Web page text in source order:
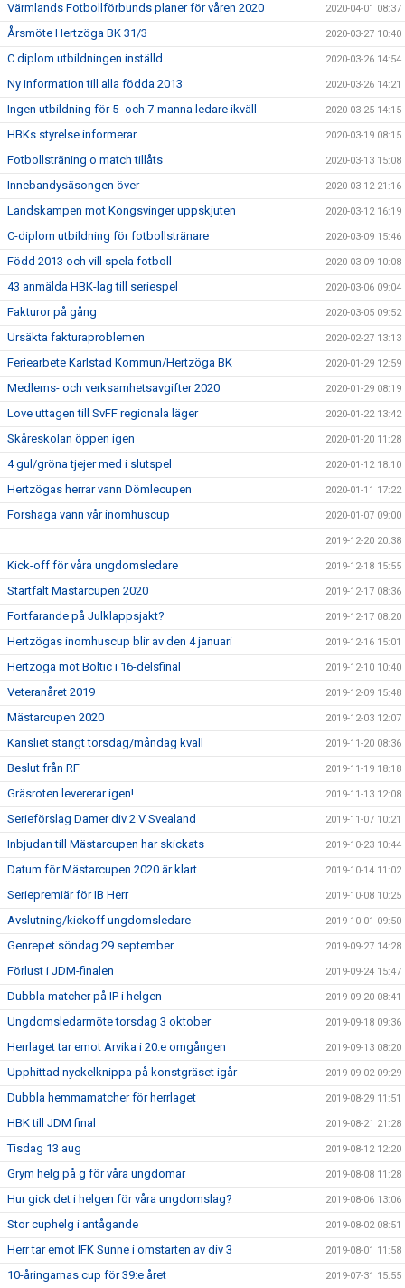
Värmlands Fotbollförbunds planer för våren 2020 2020-04-01 08:37
Årsmöte Hertzöga BK 31/3 2020-03-27 10:40
C diplom utbildningen inställd 2020-03-26 14:54
Ny information till alla födda 2013 2020-03-26 14:21
Ingen utbildning för 5- och 7-manna ledare ikväll 2020-03-25 14:15
HBKs styrelse informerar 2020-03-19 08:15
Fotbollsträning o match tillåts 2020-03-13 15:08
Innebandysäsongen över 2020-03-12 21:16
Landskampen mot Kongsvinger uppskjuten 2020-03-12 16:19
C-diplom utbildning för fotbollstränare 2020-03-09 15:46
Född 2013 och vill spela fotboll 2020-03-09 10:08
43 anmälda HBK-lag till seriespel 2020-03-06 09:04
Fakturor på gång 2020-03-05 09:52
Ursäkta fakturaproblemen 2020-02-27 13:13
Feriearbete Karlstad Kommun/Hertzöga BK 2020-01-29 12:59
Medlems- och verksamhetsavgifter 2020 2020-01-29 08:19
Love uttagen till SvFF regionala läger 2020-01-22 13:42
Skåreskolan öppen igen 2020-01-20 11:28
4 gul/gröna tjejer med i slutspel 2020-01-12 18:10
Hertzögas herrar vann Dömlecupen 2020-01-11 17:22
Forshaga vann vår inomhuscup 2020-01-07 09:00
2019-12-20 20:38
Kick-off för våra ungdomsledare 2019-12-18 15:55
Startfält Mästarcupen 2020 2019-12-17 08:36
Fortfarande på Julklappsjakt? 2019-12-17 08:20
Hertzögas inomhuscup blir av den 4 januari 2019-12-16 15:01
Hertzöga mot Boltic i 16-delsfinal 2019-12-10 10:40
Veteranåret 2019 2019-12-09 15:48
Mästarcupen 2020 2019-12-03 12:07
Kansliet stängt torsdag/måndag kväll 2019-11-20 08:36
Beslut från RF 2019-11-19 18:18
Gräsroten levererar igen! 2019-11-13 12:08
Serieförslag Damer div 2 V Svealand 2019-11-07 10:21
Inbjudan till Mästarcupen har skickats 2019-10-23 10:44
Datum för Mästarcupen 2020 är klart 2019-10-14 11:02
Seriepremiär för IB Herr 2019-10-08 10:25
Avslutning/kickoff ungdomsledare 2019-10-01 09:50
Genrepet söndag 29 september 2019-09-27 14:28
Förlust i JDM-finalen 2019-09-24 15:47
Dubbla matcher på IP i helgen 2019-09-20 08:41
Ungdomsledarmöte torsdag 3 oktober 2019-09-18 09:36
Herrlaget tar emot Arvika i 20:e omgången 2019-09-13 08:20
Upphittad nyckelknippa på konstgräset igår 2019-09-02 09:29
Dubbla hemmamatcher för herrlaget 2019-08-29 11:51
HBK till JDM final 2019-08-21 21:28
Tisdag 13 aug 2019-08-12 12:20
Grym helg på g för våra ungdomar 2019-08-08 11:28
Hur gick det i helgen för våra ungdomslag? 2019-08-06 13:06
Stor cuphelg i antågande 2019-08-02 08:51
Herr tar emot IFK Sunne i omstarten av div 3 2019-08-01 11:58
10-åringarnas cup för 39:e året 2019-07-31 15:55